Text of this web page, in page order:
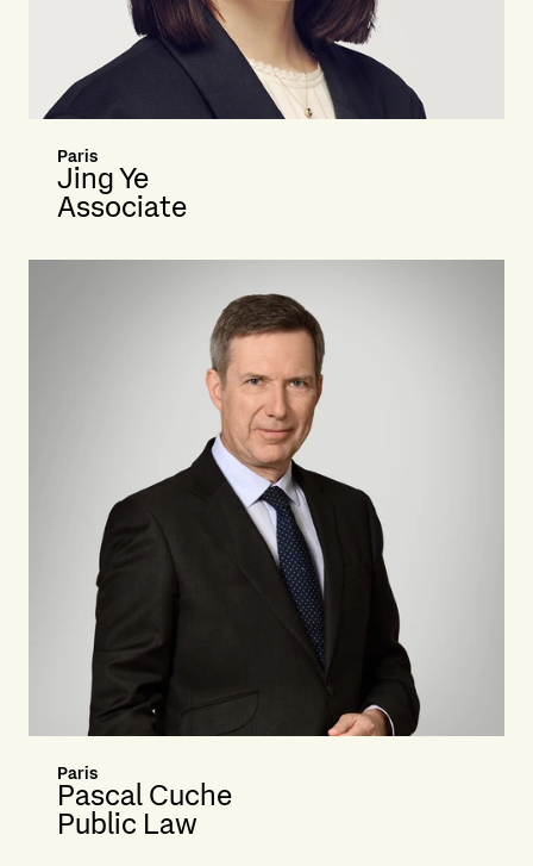
Paris
Jing Ye
Associate
Paris
Pascal Cuche
Public Law